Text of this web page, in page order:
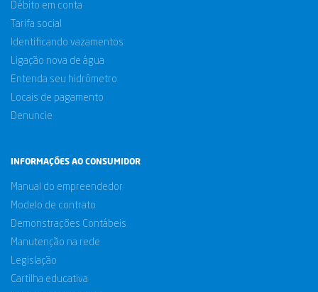
Débito em conta
Tarifa social
Identificando vazamentos
Ligação nova de água
Entenda seu hidrômetro
Locais de pagamento
Denuncie
INFORMAÇÕES AO CONSUMIDOR
Manual do empreendedor
Modelo de contrato
Demonstrações Contábeis
Manutenção na rede
Legislação
Cartilha educativa